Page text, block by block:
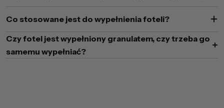
Co stosowane jest do wypełnienia foteli?
Czy fotel jest wypełniony granulatem, czy trzeba go
samemu wypełniać?